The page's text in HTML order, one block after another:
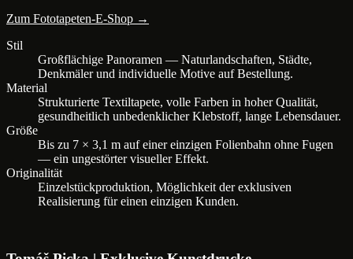
Zum Fototapeten-E-Shop →
Stil
Großflächige Panoramen — Naturlandschaften, Städte,
Denkmäler und individuelle Motive auf Bestellung.
Material
Strukturierte Textiltapete, volle Farben in hoher Qualität,
gesundheitlich unbedenklicher Klebstoff, lange Lebensdauer.
Größe
Bis zu 7 × 3,1 m auf einer einzigen Folienbahn ohne Fugen
— ein ungestörter visueller Effekt.
Originalität
Einzelstückproduktion, Möglichkeit der exklusiven
Realisierung für einen einzigen Kunden.